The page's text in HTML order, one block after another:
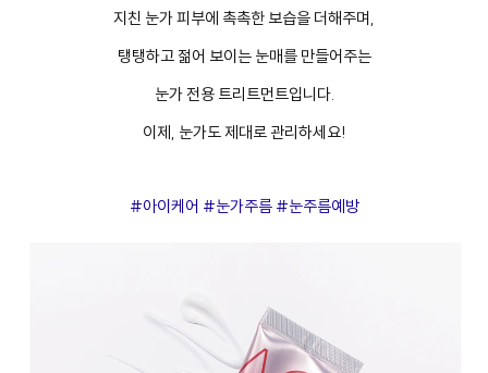
지친 눈가 피부에 촉촉한 보습을 더해주며,
탱탱하고 젊어 보이는 눈매를 만들어주는
눈가 전용 트리트먼트입니다.
이제, 눈가도 제대로 관리하세요!
#아이케어 #눈가주름 #눈주름예방